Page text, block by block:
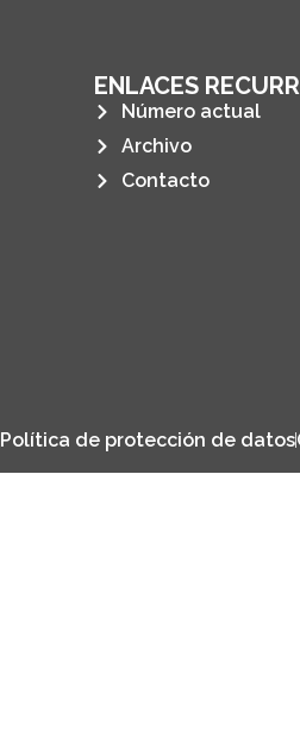
ENLACES
Número actual
Archivo
Contacto
Política de protección de datos